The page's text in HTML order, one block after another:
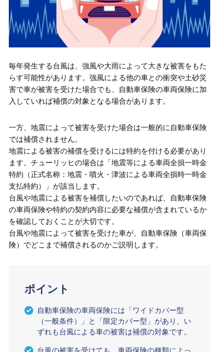
毎年発生する台風は、強風や大雨によって大きな被害をもた
らす可能性があります。強風による他の車との衝突や土砂災
害で車が被害を受けた場合でも、自動車保険の車両保険に加
入していれば補償の対象となる場合があります。
一方、地震によって被害を受けた場合は一般的に自動車保険
では補償されません。
地震による被害の補償を受けるには特約を付ける必要があり
ます。チューリッヒの場合は「地震等による車両全損一時金
特約（正式名称：地震・噴火・津波による車両全損時一時金
支払特約）」が該当します。
台風や地震による被害を補償したいのであれば、自動車保険
の車両保険や特約の契約内容に必要な補償が含まれているか
を確認しておくことが大切です。
台風や地震によって被害を受けた車が、自動車保険（車両保
険）でどこまで補償されるのかご説明します。
ポイント
自動車保険の車両保険には「ワイドカバー型
（一般条件）」と「限定カバー型」があり、い
ずれも台風による車の被害は補償の対象です。
台風の被害を受けても、車両保険の種類によっ